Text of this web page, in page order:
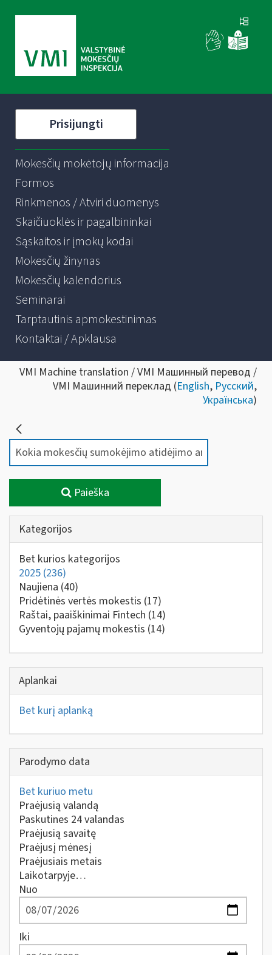
Prisijungti
Mokesčių mokėtojų informacija
Formos
Rinkmenos / Atviri duomenys
Skaičiuoklės ir pagalbininkai
Sąskaitos ir įmokų kodai
Mokesčių žinynas
Mokesčių kalendorius
Seminarai
Tarptautinis apmokestinimas
Kontaktai / Apklausa
VMI Machine translation / VMI Машинный перевод /
VMI Машинний переклад (English, Русский,
Українська)
Paieška
Kategorijos
Bet kurios kategorijos
2025 (236)
Naujiena (40)
Pridėtinės vertės mokestis (17)
Raštai, paaiškinimai Fintech (14)
Gyventojų pajamų mokestis (14)
Aplankai
Bet kurį aplanką
Parodymo data
Bet kuriuo metu
Praėjusią valandą
Paskutines 24 valandas
Praėjusią savaitę
Praėjusį mėnesį
Praėjusiais metais
Laikotarpyje…
Nuo
Iki